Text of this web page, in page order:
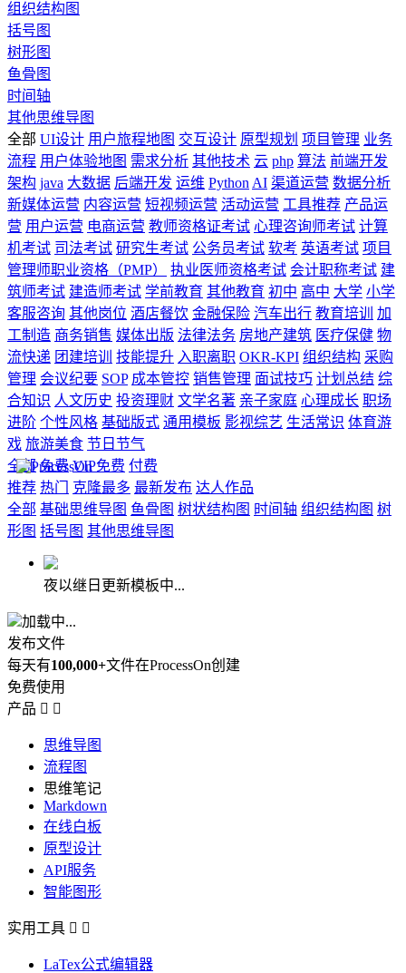
组织结构图
括号图
树形图
鱼骨图
时间轴
其他思维导图
全部 UI设计 用户旅程地图 交互设计 原型规划 项目管理 业务
流程 用户体验地图 需求分析 其他技术 云 php 算法 前端开发
架构 java 大数据 后端开发 运维 Python AI 渠道运营 数据分析
新媒体运营 内容运营 短视频运营 活动运营 工具推荐 产品运
营 用户运营 电商运营 教师资格证考试 心理咨询师考试 计算
机考试 司法考试 研究生考试 公务员考试 软考 英语考试 项目
管理师职业资格（PMP）
执业医师资格考试 会计职称考试 建
筑师考试 建造师考试 学前教育 其他教育 初中 高中 大学 小学
客服咨询 其他岗位 酒店餐饮 金融保险 汽车出行 教育培训
加
工制造 商务销售 媒体出版 法律法务 房地产建筑 医疗保健 物
流快递 团建培训 技能提升 入职离职 OKR-KPI 组织结构 采购
管理 会议纪要 SOP 成本管控 销售管理 面试技巧 计划总结 综
合知识 人文历史 投资理财 文学名著 亲子家庭 心理成长 职场
进阶 个性风格 基础版式 通用模板 影视综艺 生活常识 体育游
戏 旅游美食 节日节气
全部 免费 VIP免费 付费
推荐 热门 克隆最多 最新发布 达人作品
全部 基础思维导图 鱼骨图 树状结构图 时间轴 组织结构图 树
形图 括号图 其他思维导图
夜以继日更新模板中...
加载中...
发布文件
每天有100,000+文件在ProcessOn创建
免费使用
产品  
思维导图
流程图
思维笔记
Markdown
在线白板
原型设计
API服务
智能图形
实用工具  
LaTex公式编辑器